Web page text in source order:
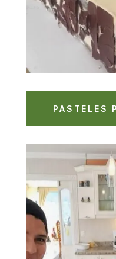
PASTELES